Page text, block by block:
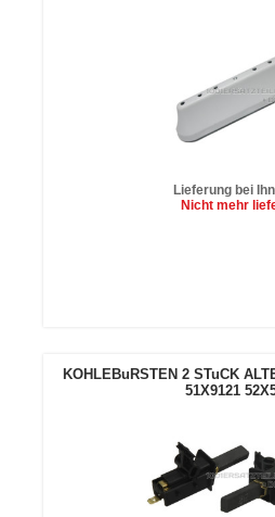
Lieferung bei
Nicht mehr
KOHLEBuRSTEN 2 STuCK
51X9121